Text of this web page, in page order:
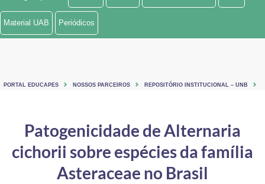
Ministério de Minas e Energia
Controladoria-Geral da União
Ministério da Mulher, da Família e dos Direitos Humanos
Material UAB Periódicos
PORTAL EDUCAPES NOSSOS PARCEIROS REPOSITÓRIO INSTITUCIONAL – UNB
Patogenicidade de Alternaria
cichorii sobre espécies da família
Asteraceae no Brasil